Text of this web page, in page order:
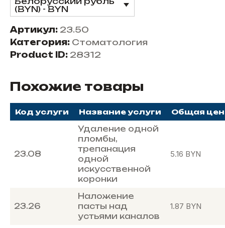
(BYN) - BYN
Артикул: 23.50
Категория: Стоматология
Product ID: 28312
Похожие товары
Код услуги Название услуги Общая
23.08
Удаление одной
пломбы,
трепанация
одной
искусственной
коронки
5.16 BYN
23.26
Наложение
пасты над
устьями каналов
1.87 BYN